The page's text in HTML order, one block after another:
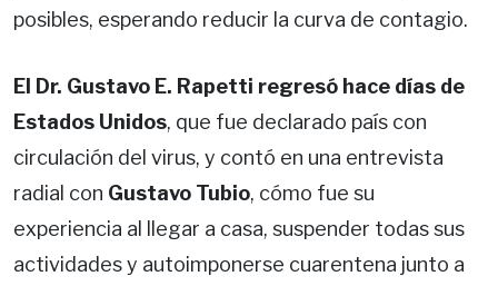
posibles, esperando reducir la curva de contagio.
El Dr. Gustavo E. Rapetti regresó hace días de
Estados Unidos, que fue declarado país con
circulación del virus, y contó en una entrevista
radial con Gustavo Tubio, cómo fue su
experiencia al llegar a casa, suspender todas sus
actividades y autoimponerse cuarentena junto a